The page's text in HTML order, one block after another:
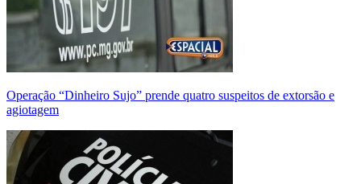
Operação “Dinheiro Sujo” prende quatro suspeitos de extorsão e
agiotagem